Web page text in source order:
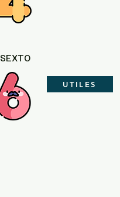
SEXTO
UTILES